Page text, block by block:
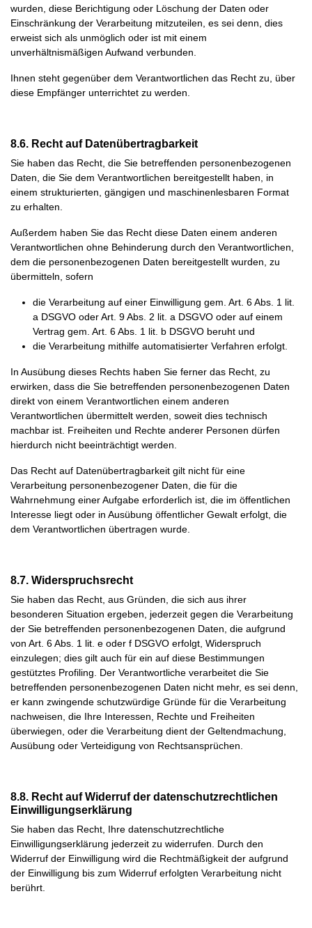
wurden, diese Berichtigung oder Löschung der Daten oder
Einschränkung der Verarbeitung mitzuteilen, es sei denn, dies
erweist sich als unmöglich oder ist mit einem
unverhältnismäßigen Aufwand verbunden.
Ihnen steht gegenüber dem Verantwortlichen das Recht zu, über
diese Empfänger unterrichtet zu werden.
8.6. Recht auf Datenübertragbarkeit
Sie haben das Recht, die Sie betreffenden personenbezogenen
Daten, die Sie dem Verantwortlichen bereitgestellt haben, in
einem strukturierten, gängigen und maschinenlesbaren Format
zu erhalten.
Außerdem haben Sie das Recht diese Daten einem anderen
Verantwortlichen ohne Behinderung durch den Verantwortlichen,
dem die personenbezogenen Daten bereitgestellt wurden, zu
übermitteln, sofern
die Verarbeitung auf einer Einwilligung gem. Art. 6 Abs. 1 lit.
a DSGVO oder Art. 9 Abs. 2 lit. a DSGVO oder auf einem
Vertrag gem. Art. 6 Abs. 1 lit. b DSGVO beruht und
die Verarbeitung mithilfe automatisierter Verfahren erfolgt.
In Ausübung dieses Rechts haben Sie ferner das Recht, zu
erwirken, dass die Sie betreffenden personenbezogenen Daten
direkt von einem Verantwortlichen einem anderen
Verantwortlichen übermittelt werden, soweit dies technisch
machbar ist. Freiheiten und Rechte anderer Personen dürfen
hierdurch nicht beeinträchtigt werden.
Das Recht auf Datenübertragbarkeit gilt nicht für eine
Verarbeitung personenbezogener Daten, die für die
Wahrnehmung einer Aufgabe erforderlich ist, die im öffentlichen
Interesse liegt oder in Ausübung öffentlicher Gewalt erfolgt, die
dem Verantwortlichen übertragen wurde.
8.7. Widerspruchsrecht
Sie haben das Recht, aus Gründen, die sich aus ihrer
besonderen Situation ergeben, jederzeit gegen die Verarbeitung
der Sie betreffenden personenbezogenen Daten, die aufgrund
von Art. 6 Abs. 1 lit. e oder f DSGVO erfolgt, Widerspruch
einzulegen; dies gilt auch für ein auf diese Bestimmungen
gestütztes Profiling. Der Verantwortliche verarbeitet die Sie
betreffenden personenbezogenen Daten nicht mehr, es sei denn,
er kann zwingende schutzwürdige Gründe für die Verarbeitung
nachweisen, die Ihre Interessen, Rechte und Freiheiten
überwiegen, oder die Verarbeitung dient der Geltendmachung,
Ausübung oder Verteidigung von Rechtsansprüchen.
8.8. Recht auf Widerruf der datenschutzrechtlichen
Einwilligungserklärung
Sie haben das Recht, Ihre datenschutzrechtliche
Einwilligungserklärung jederzeit zu widerrufen. Durch den
Widerruf der Einwilligung wird die Rechtmäßigkeit der aufgrund
der Einwilligung bis zum Widerruf erfolgten Verarbeitung nicht
berührt.